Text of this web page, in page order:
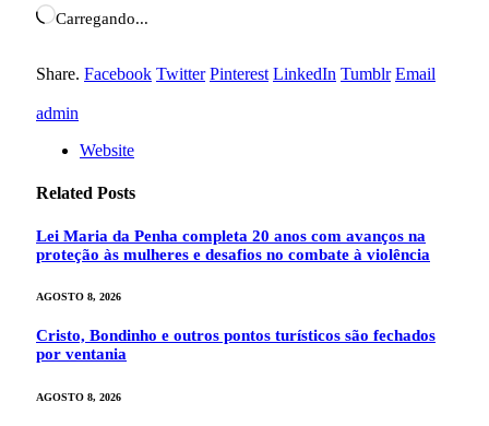
Carregando...
Share. Facebook Twitter Pinterest LinkedIn Tumblr Email
admin
Website
Related Posts
Lei Maria da Penha completa 20 anos com avanços na
proteção às mulheres e desafios no combate à violência
AGOSTO 8, 2026
Cristo, Bondinho e outros pontos turísticos são fechados
por ventania
AGOSTO 8, 2026